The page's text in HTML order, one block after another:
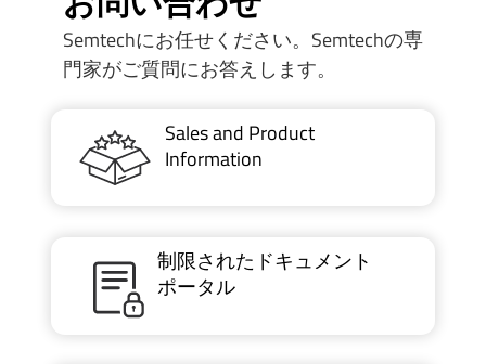
Semtechにお任せください。Semtechの専
門家がご質問にお答えします。
Sales and Product
Information
制限されたドキュメント
ポータル